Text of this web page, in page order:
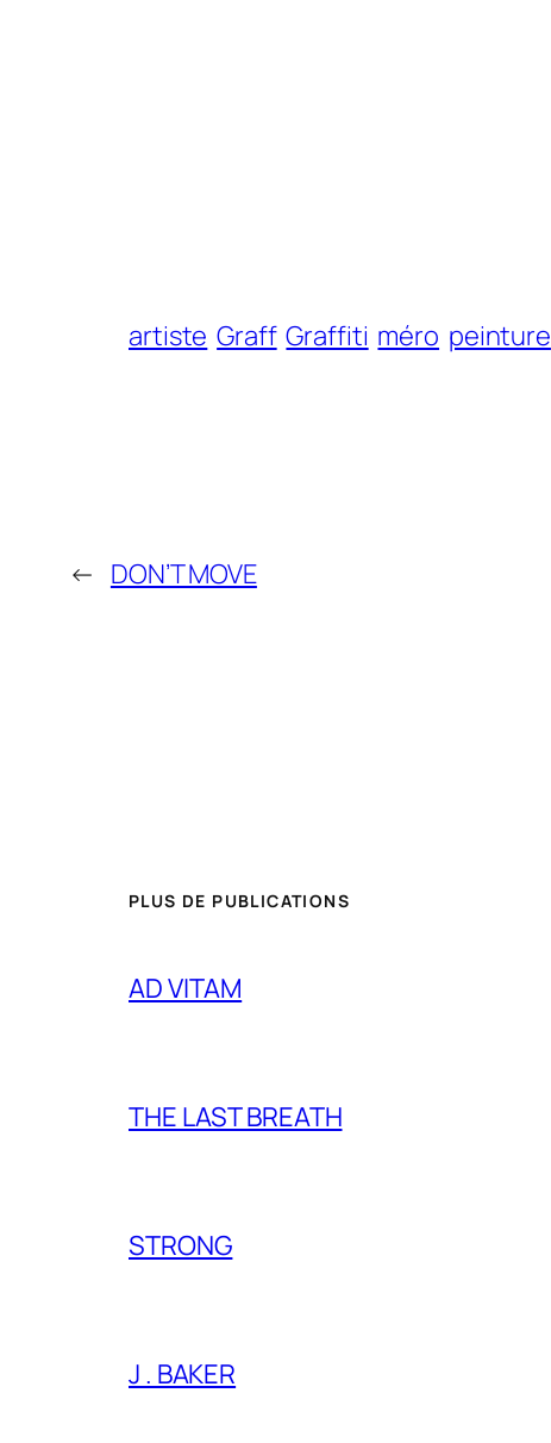
artiste Graff Graffiti méro peinture
← DON’T MOVE
PLUS DE PUBLICATIONS
AD VITAM
THE LAST BREATH
STRONG
J . BAKER